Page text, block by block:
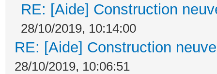
RE: [Aide] Construction
28/10/2019, 10:14:00
RE: [Aide] Construction
28/10/2019, 10:06:51